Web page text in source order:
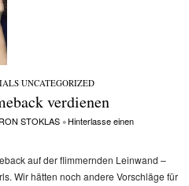
/UNCATEGORIZED
verdienen
RON STOKLAS • Hinterlasse einen
auf der flimmernden Leinwand –
Wir hätten noch andere Vorschläge für